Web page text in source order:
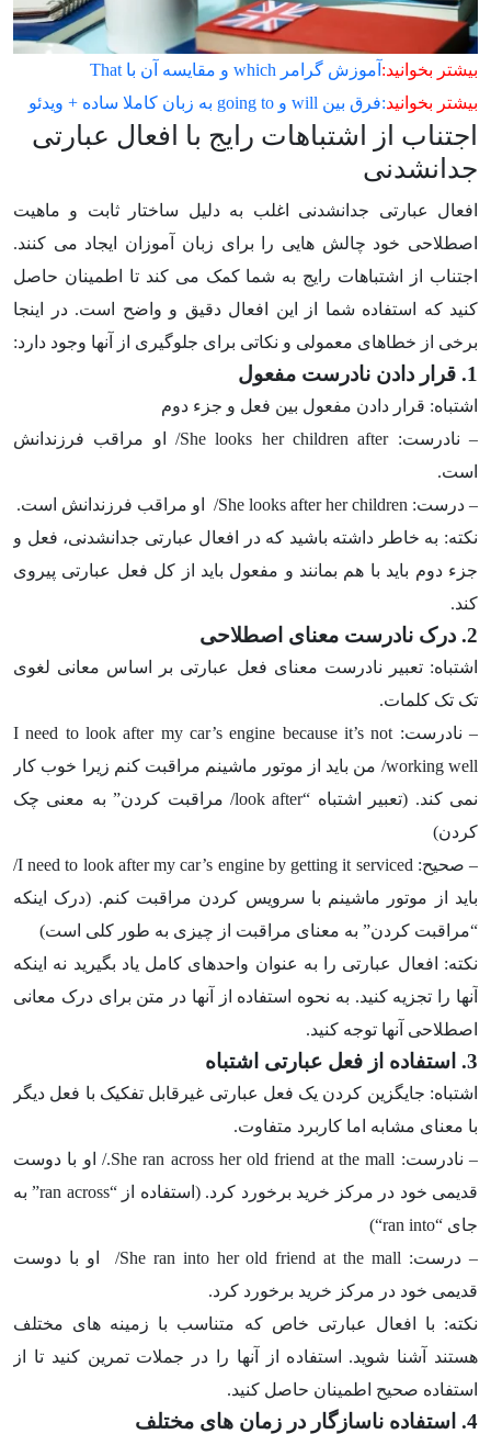
بیشتر بخوانید: آموزش گرامر which و مقایسه آن با That
بیشتر بخوانید:فرق بین will و going to به زبان کاملا ساده + ویدئو
اجتناب از اشتباهات رایج با افعال عبارتی
جدانشدنی
افعال عبارتی جدانشدنی اغلب به دلیل ساختار ثابت و ماهیت
اصطلاحی خود چالش هایی را برای زبان آموزان ایجاد می کنند.
اجتناب از اشتباهات رایج به شما کمک می کند تا اطمینان حاصل
کنید که استفاده شما از این افعال دقیق و واضح است. در اینجا
برخی از خطاهای معمولی و نکاتی برای جلوگیری از آنها وجود دارد:
1. قرار دادن نادرست مفعول
اشتباه: قرار دادن مفعول بین فعل و جزء دوم
– نادرست:She looks her children after/ او مراقب فرزندانش
است.
– درست: She looks after her children/ او مراقب فرزندانش است.
نکته: به خاطر داشته باشید که در افعال عبارتی جدانشدنی، فعل و
جزء دوم باید با هم بمانند و مفعول باید از کل فعل عبارتی پیروی
کند.
2. درک نادرست معنای اصطلاحی
اشتباه: تعبیر نادرست معنای فعل عبارتی بر اساس معانی لغوی
تک تک کلمات.
– نادرست: I need to look after my car’s engine because it’s not
working well/ من باید از موتور ماشینم مراقبت کنم زیرا خوب کار
نمی کند. (تعبیر اشتباه “look after/ مراقبت کردن” به معنی چک
کردن)
– صحیح: I need to look after my car’s engine by getting it serviced
/
باید از موتور ماشینم با سرویس کردن مراقبت کنم. (درک اینکه
“مراقبت کردن” به معنای مراقبت از چیزی به طور کلی است)
نکته: افعال عبارتی را به عنوان واحدهای کامل یاد بگیرید نه اینکه
آنها را تجزیه کنید. به نحوه استفاده از آنها در متن برای درک معانی
اصطلاحی آنها توجه کنید.
3. استفاده از فعل عبارتی اشتباه
اشتباه: جایگزین کردن یک فعل عبارتی غیرقابل تفکیک با فعل دیگر
با معنای مشابه اما کاربرد متفاوت.
– نادرست: She ran across her old friend at the mall./ او با دوست
قدیمی خود در مرکز خرید برخورد کرد. (استفاده از “ran across” به
جای “ran into
“)
– درست: She ran into her old friend at the mall
/
او با دوست
قدیمی خود در مرکز خرید برخورد کرد.
نکته: با افعال عبارتی خاص که متناسب با زمینه های مختلف
هستند آشنا شوید. استفاده از آنها را در جملات تمرین کنید تا از
استفاده صحیح اطمینان حاصل کنید.
4. استفاده ناسازگار در زمان های مختلف